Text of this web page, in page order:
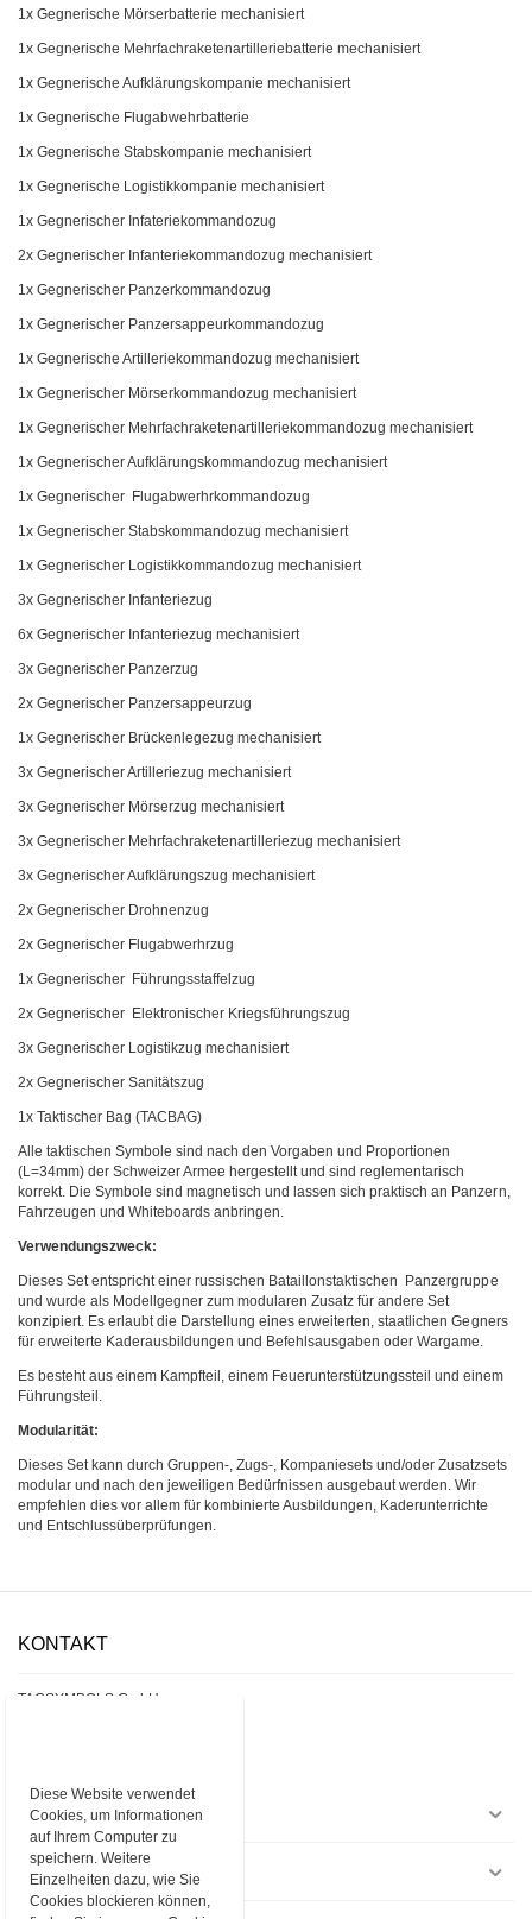
1x Gegnerische Mörserbatterie mechanisiert
1x Gegnerische Mehrfachraketenartilleriebatterie mechanisiert
1x Gegnerische Aufklärungskompanie mechanisiert
1x Gegnerische Flugabwehrbatterie
1x Gegnerische Stabskompanie mechanisiert
1x Gegnerische Logistikkompanie mechanisiert
1x Gegnerischer Infateriekommandozug
2x Gegnerischer Infanteriekommandozug mechanisiert
1x Gegnerischer Panzerkommandozug
1x Gegnerischer Panzersappeurkommandozug
1x Gegnerische Artilleriekommandozug mechanisiert
1x Gegnerischer Mörserkommandozug mechanisiert
1x Gegnerischer Mehrfachraketenartilleriekommandozug mechanisiert
1x Gegnerischer Aufklärungskommandozug mechanisiert
1x Gegnerischer Flugabwerhrkommandozug
1x Gegnerischer Stabskommandozug mechanisiert
1x Gegnerischer Logistikkommandozug mechanisiert
3x Gegnerischer Infanteriezug
6x Gegnerischer Infanteriezug mechanisiert
3x Gegnerischer Panzerzug
2x Gegnerischer Panzersappeurzug
1x Gegnerischer Brückenlegezug mechanisiert
3x Gegnerischer Artilleriezug mechanisiert
3x Gegnerischer Mörserzug mechanisiert
3x Gegnerischer Mehrfachraketenartilleriezug mechanisiert
3x Gegnerischer Aufklärungszug mechanisiert
2x Gegnerischer Drohnenzug
2x Gegnerischer Flugabwerhrzug
1x Gegnerischer Führungsstaffelzug
2x Gegnerischer Elektronischer Kriegsführungszug
3x Gegnerischer Logistikzug mechanisiert
2x Gegnerischer Sanitätszug
1x Taktischer Bag (TACBAG)
Alle taktischen Symbole sind nach den Vorgaben und Proportionen
(L=34mm) der Schweizer Armee hergestellt und sind reglementarisch
korrekt. Die Symbole sind magnetisch und lassen sich praktisch an Panzern,
Fahrzeugen und Whiteboards anbringen.
Verwendungszweck:
Dieses Set entspricht einer russischen Bataillonstaktischen Panzergruppe
und wurde als Modellgegner zum modularen Zusatz für andere Set
konzipiert. Es erlaubt die Darstellung eines erweiterten, staatlichen Gegners
für erweiterte Kaderausbildungen und Befehlsausgaben oder Wargame.
Es besteht aus einem Kampfteil, einem Feuerunterstützungssteil und einem
Führungsteil.
Modularität:
Dieses Set kann durch Gruppen-, Zugs-, Kompaniesets und/oder Zusatzsets
modular und nach den jeweiligen Bedürfnissen ausgebaut werden. Wir
empfehlen dies vor allem für kombinierte Ausbildungen, Kaderunterrichte
und Entschlussüberprüfungen.
KONTAKT
TACSYMBOLS GmbH
EINKAUFEN
INFORMATIONEN
Diese Website verwendet
Cookies, um Informationen
auf Ihrem Computer zu
speichern. Weitere
Einzelheiten dazu, wie Sie
Cookies blockieren können,